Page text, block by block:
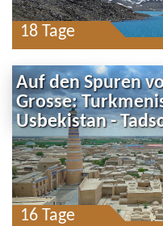
18 Tage
Auf den Spuren
Grosse:
Usbekistan -
16 Tage